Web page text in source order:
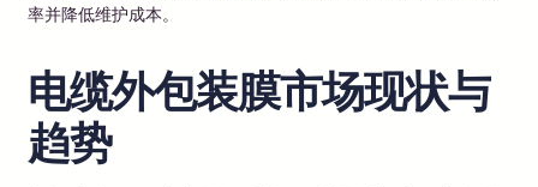
率并降低维护成本。
电缆外包装膜市场现状与
趋势